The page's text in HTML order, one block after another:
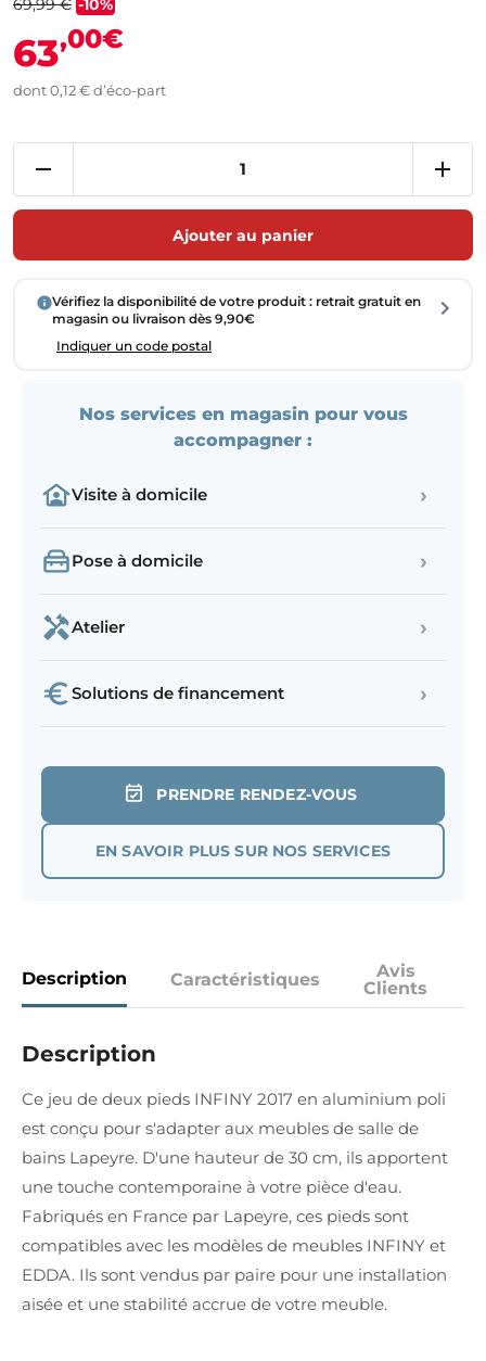
69,99 € -10%
63,00€
dont 0,12 € d’éco-part
Ajouter au panier
Vérifiez la disponibilité de votre produit : retrait gratuit en
magasin ou livraison dès 9,90€
Indiquer un code postal
Nos services en magasin pour vous
accompagner :
Visite à domicile ›
Pose à domicile ›
Atelier ›
Solutions de financement ›
PRENDRE RENDEZ-VOUS
EN SAVOIR PLUS SUR NOS SERVICES
Description Caractéristiques
Avis
Clients
Description
Ce jeu de deux pieds INFINY 2017 en aluminium poli
est conçu pour s'adapter aux meubles de salle de
bains Lapeyre. D'une hauteur de 30 cm, ils apportent
une touche contemporaine à votre pièce d'eau.
Fabriqués en France par Lapeyre, ces pieds sont
compatibles avec les modèles de meubles INFINY et
EDDA. Ils sont vendus par paire pour une installation
aisée et une stabilité accrue de votre meuble.